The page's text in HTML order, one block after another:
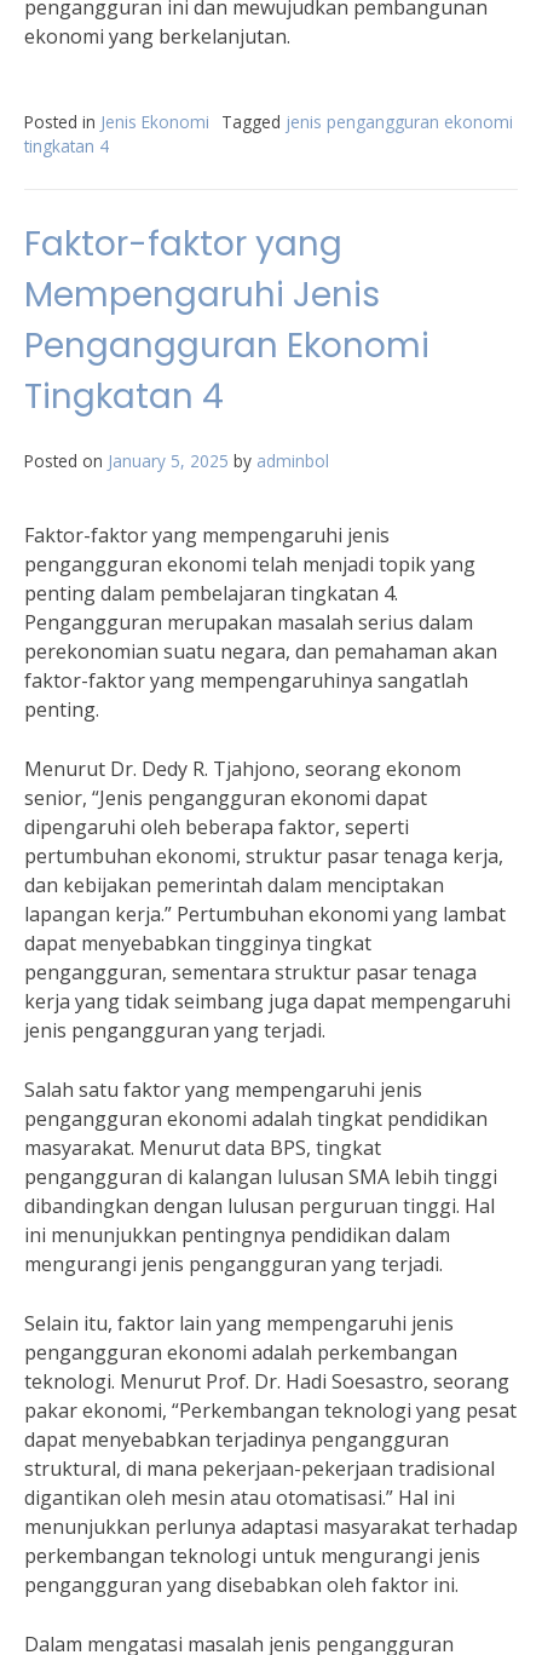
pengangguran ini dan mewujudkan pembangunan
ekonomi yang berkelanjutan.
Posted in Jenis Ekonomi Tagged jenis pengangguran ekonomi
tingkatan 4
Faktor-faktor yang
Mempengaruhi Jenis
Pengangguran Ekonomi
Tingkatan 4
Posted on January 5, 2025 by adminbol
Faktor-faktor yang mempengaruhi jenis
pengangguran ekonomi telah menjadi topik yang
penting dalam pembelajaran tingkatan 4.
Pengangguran merupakan masalah serius dalam
perekonomian suatu negara, dan pemahaman akan
faktor-faktor yang mempengaruhinya sangatlah
penting.
Menurut Dr. Dedy R. Tjahjono, seorang ekonom
senior, “Jenis pengangguran ekonomi dapat
dipengaruhi oleh beberapa faktor, seperti
pertumbuhan ekonomi, struktur pasar tenaga kerja,
dan kebijakan pemerintah dalam menciptakan
lapangan kerja.” Pertumbuhan ekonomi yang lambat
dapat menyebabkan tingginya tingkat
pengangguran, sementara struktur pasar tenaga
kerja yang tidak seimbang juga dapat mempengaruhi
jenis pengangguran yang terjadi.
Salah satu faktor yang mempengaruhi jenis
pengangguran ekonomi adalah tingkat pendidikan
masyarakat. Menurut data BPS, tingkat
pengangguran di kalangan lulusan SMA lebih tinggi
dibandingkan dengan lulusan perguruan tinggi. Hal
ini menunjukkan pentingnya pendidikan dalam
mengurangi jenis pengangguran yang terjadi.
Selain itu, faktor lain yang mempengaruhi jenis
pengangguran ekonomi adalah perkembangan
teknologi. Menurut Prof. Dr. Hadi Soesastro, seorang
pakar ekonomi, “Perkembangan teknologi yang pesat
dapat menyebabkan terjadinya pengangguran
struktural, di mana pekerjaan-pekerjaan tradisional
digantikan oleh mesin atau otomatisasi.” Hal ini
menunjukkan perlunya adaptasi masyarakat terhadap
perkembangan teknologi untuk mengurangi jenis
pengangguran yang disebabkan oleh faktor ini.
Dalam mengatasi masalah jenis pengangguran